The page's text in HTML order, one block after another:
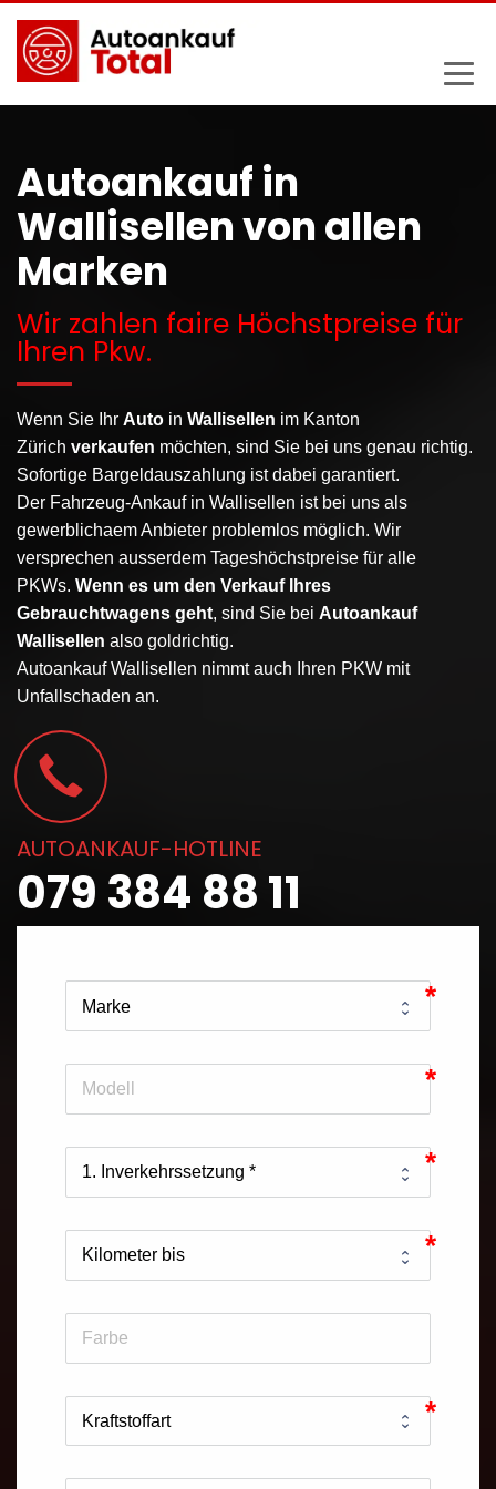
Autoankauf in
Wallisellen von allen
Marken
Wir zahlen faire Höchstpreise für
Ihren Pkw.
Wenn Sie Ihr Auto in Wallisellen im Kanton
Zürich verkaufen möchten, sind Sie bei uns genau richtig.
Sofortige Bargeldauszahlung ist dabei garantiert.
Der Fahrzeug-Ankaufin Wallisellen ist bei uns als
gewerblichaem Anbieter problemlos möglich. Wir
versprechen ausserdem Tageshöchstpreise für alle
PKWs. Wenn es um den Verkauf Ihres
Gebrauchtwagens geht, sind Sie bei Autoankauf
Wallisellen also goldrichtig.
Autoankauf Wallisellen nimmt auch Ihren PKW mit
Unfallschaden an.
AUTOANKAUF-HOTLINE
079 384 88 11